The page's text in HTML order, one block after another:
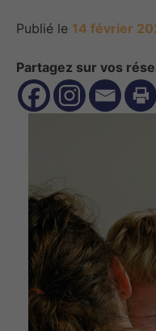
Publié le 14 février
Partagez sur vos